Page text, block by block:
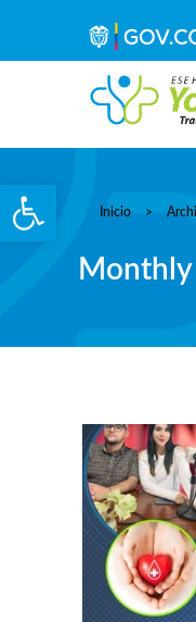
Abrir barra de herramientas
E.S.E. Hospital San Rafael Yolombó (Ant)
Inicio >